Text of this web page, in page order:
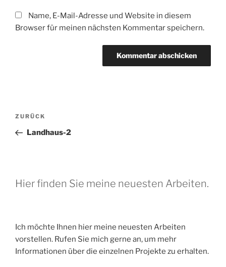
Name, E-Mail-Adresse und Website in diesem
Browser für meinen nächsten Kommentar speichern.
Beitragsnavigation
Vorheriger
Beitrag
ZURÜCK
Landhaus-2
Hier finden Sie meine neuesten Arbeiten.
Ich möchte Ihnen hier meine neuesten Arbeiten
vorstellen. Rufen Sie mich gerne an, um mehr
Informationen über die einzelnen Projekte zu erhalten.